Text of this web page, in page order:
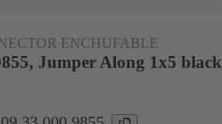
ENCHUFABLE
Jumper Along 1x5 black